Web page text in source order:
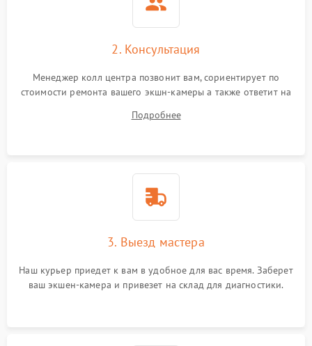
2. Консультация
Менеджер колл центра позвонит вам, сориентирует по
стоимости ремонта вашего экшн-камеры а также ответит на
Подробнее
3. Выезд мастера
Наш курьер приедет к вам в удобное для вас время. Заберет
ваш экшен-камера и привезет на склад для диагностики.